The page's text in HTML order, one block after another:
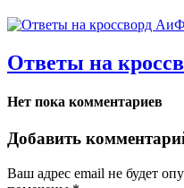
Ответы на
Нет пока комментариев
Добавить
Ваш адрес email не будет